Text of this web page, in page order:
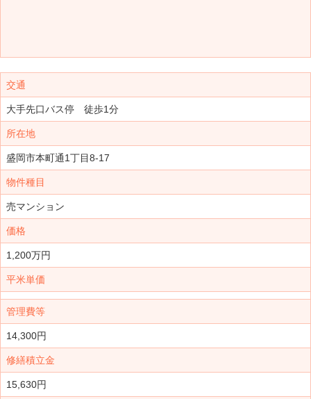
交通
大手先口バス停 徒歩1分
所在地
盛岡市本町通1丁目8-17
物件種目
売マンション
価格
1,200万円
平米単価
管理費等
14,300円
修繕積立金
15,630円